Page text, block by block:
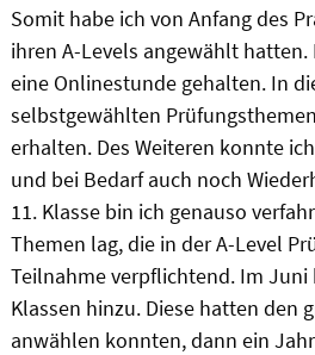
Somit habe ich von Anfang des
ihren A-Levels angewählt
eine Onlinestunde gehalten. In
selbstgewählten
erhalten. Des Weiteren konnte
und bei Bedarf auch noch
11. Klasse bin ich genauso
Themen lag, die in der A-Level
Teilnahme verpflichtend. Im
Klassen hinzu. Diese hatten den
anwählen konnten, dann ein